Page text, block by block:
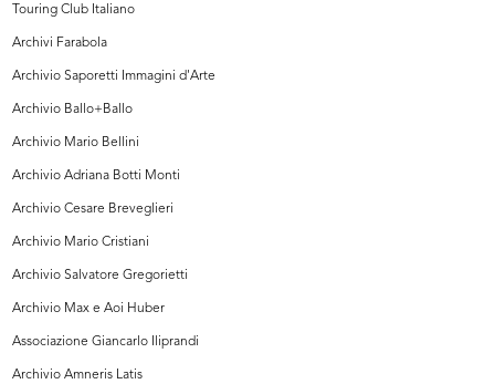
Touring Club Italiano
Archivi Farabola
Archivio Saporetti Immagini d'Arte
Archivio Ballo+Ballo
Archivio Mario Bellini
Archivio Adriana Botti Monti
Archivio Cesare Breveglieri
Archivio Mario Cristiani
Archivio Salvatore Gregorietti
Archivio Max e Aoi Huber
Associazione Giancarlo Iliprandi
Archivio Amneris Latis